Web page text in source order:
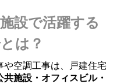
設で活躍する
は？
空調工事は、戸建住宅
施設・オフィスビル・